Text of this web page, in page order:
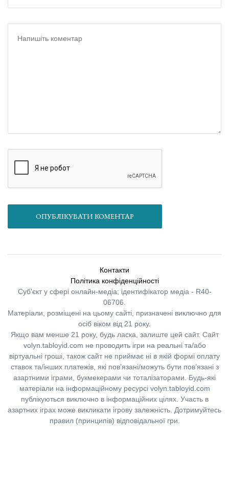
ОПУБЛІКУВАТИ КОМЕНТАР
Контакти
Політика конфіденційності
Суб'єкт у сфері онлайн-медіа; ідентифікатор медіа - R40-
06706.
Матеріали, розміщені на цьому сайті, призначені виключно для
осіб віком від 21 року.
Якщо вам менше 21 року, будь ласка, залиште цей сайт. Сайт
volyn.tabloyid.com не проводить ігри на реальні та/або
віртуальні гроші, також сайт не приймає ні в якій формі оплату
ставок та/інших платежів, які пов’язані/можуть бути пов’язані з
азартними іграми, букмекерами чи тоталізаторами. Будь-які
матеріали на інформаційному ресурсі volyn.tabloyid.com
публікуються виключно в інформаційних цілях. Участь в
азартних іграх може викликати ігрову залежність. Дотримуйтесь
правил (принципів) відповідальної гри.